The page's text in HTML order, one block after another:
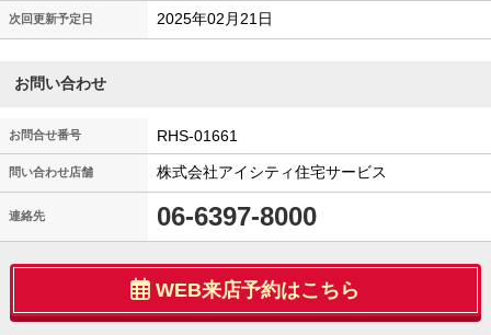
次回更新予定日 2025年02月21日
お問い合わせ
お問合せ番号 RHS-01661
問い合わせ店舗 株式会社アイシティ住宅サービス
連絡先 06-6397-8000
WEB来店予約はこちら